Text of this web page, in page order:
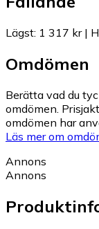
Lägst: 1 317 kr|
Omdömen
Berätta vad du
omdömen.
omdömen har
Läs mer om
Annons
Annons